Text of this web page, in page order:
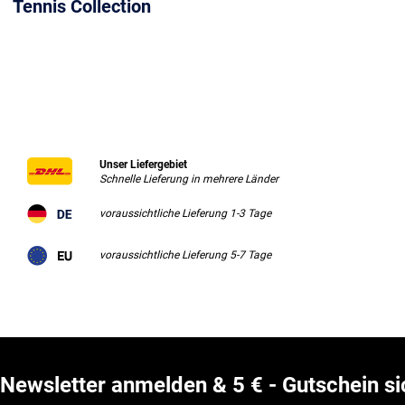
Tennis Collection
Unser Liefergebiet
Schnelle Lieferung in mehrere Länder
voraussichtliche Lieferung 1-3 Tage
voraussichtliche Lieferung 5-7 Tage
anmelden & 5 € - Gutschein